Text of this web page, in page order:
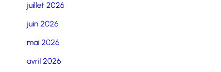
juillet 2026
juin 2026
mai 2026
avril 2026